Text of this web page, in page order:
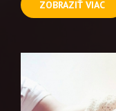
ZOBRAZIŤ VIAC